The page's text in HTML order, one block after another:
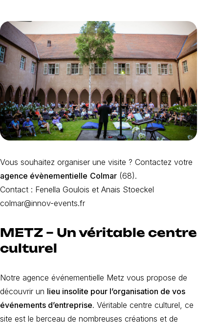
Vous souhaitez organiser une visite ? Contactez votre
agence évènementielle Colmar (68).
Contact : Fenella Goulois et Anais Stoeckel
colmar@innov-events.fr
METZ – Un véritable centre
culturel
Notre agence événementielle Metz vous propose de
découvrir un lieu insolite pour l’organisation de vos
événements d’entreprise. Véritable centre culturel, ce
site est le berceau de nombreuses créations et de